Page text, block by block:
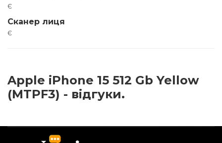
є
Сканер лиця
є
Apple iPhone 15 512 Gb Yellow
(MTPF3) - відгуки.